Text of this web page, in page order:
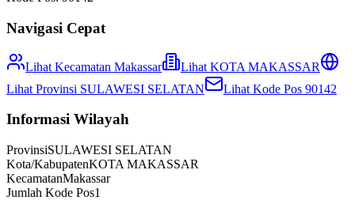
Navigasi Cepat
Lihat Kecamatan Makassar Lihat KOTA MAKASSAR
Lihat Provinsi SULAWESI SELATAN Lihat Kode Pos 90142
Informasi Wilayah
ProvinsiSULAWESI SELATAN
Kota/KabupatenKOTA MAKASSAR
KecamatanMakassar
Jumlah Kode Pos1